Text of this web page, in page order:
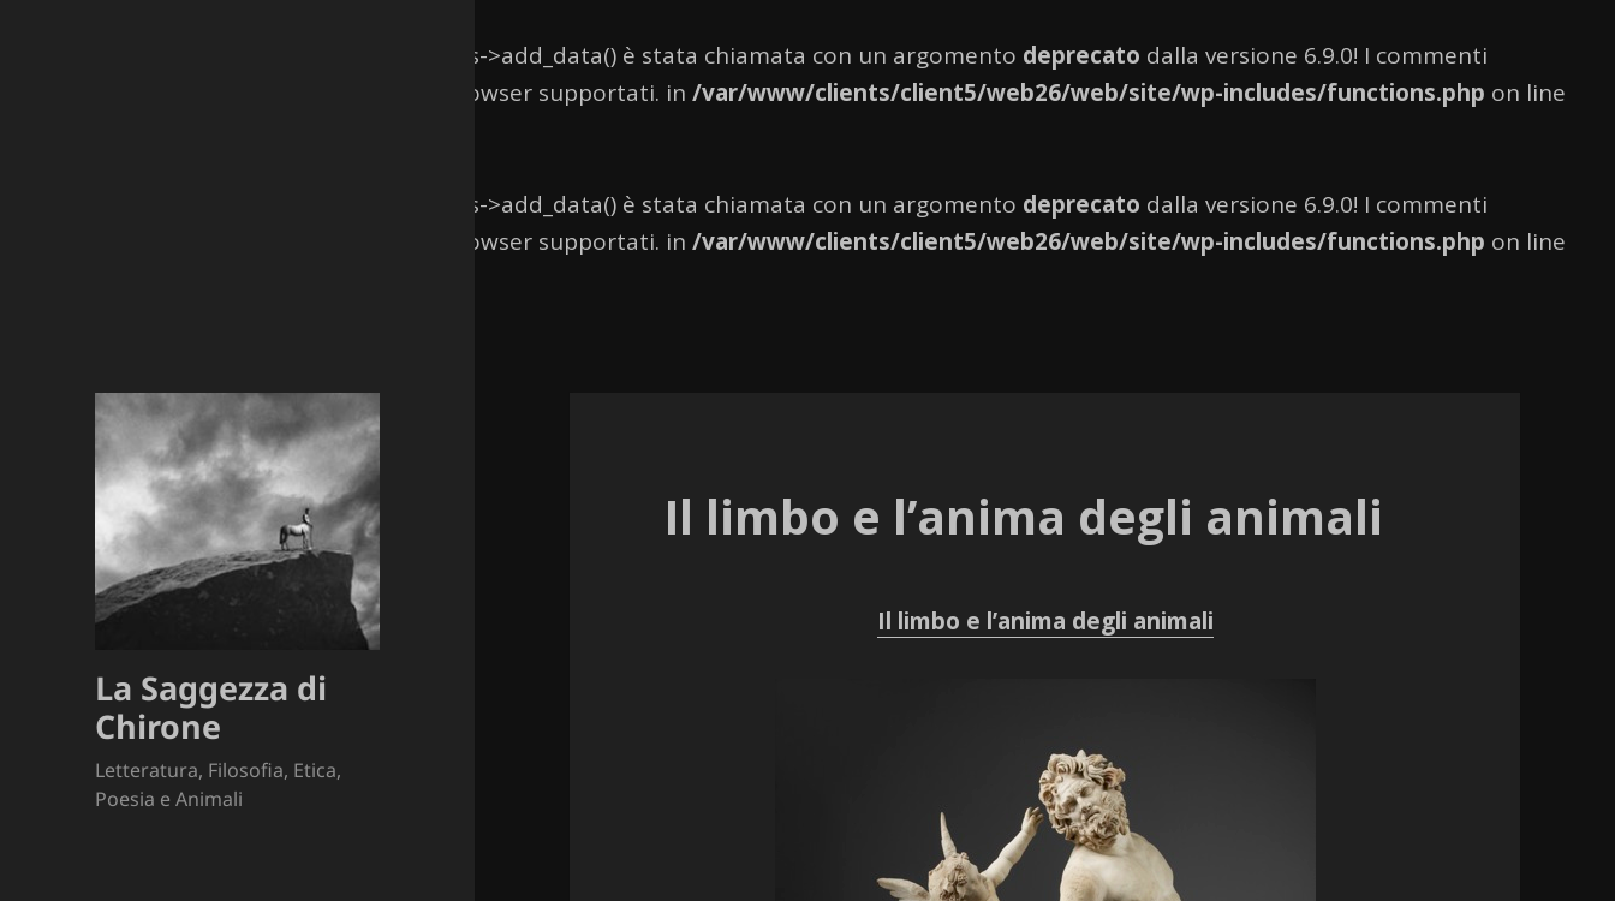
: La funzione WP_Dependencies->add_data() è stata chiamata con un argomento deprecato dalla versione 6.9.0! I commenti
condizionali di IE sono ignorati da tutti i browser supportati. in /var/www/clients/client5/web26/web/site/wp-includes/functions.php on line
: La funzione WP_Dependencies->add_data() è stata chiamata con un argomento deprecato dalla versione 6.9.0! I commenti
condizionali di IE sono ignorati da tutti i browser supportati. in /var/www/clients/client5/web26/web/site/wp-includes/functions.php on line
La Saggezza di
Chirone
Letteratura, Filosofia, Etica,
Poesia e Animali
Il limbo e l’anima degli animali
Il limbo e l’anima degli animali